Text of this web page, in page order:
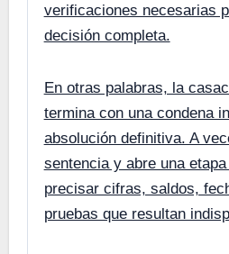
verificaciones necesarias
decisión completa.
En otras palabras, la
termina con una condena
absolución definitiva. A
sentencia y abre una
precisar cifras, saldos,
pruebas que resultan